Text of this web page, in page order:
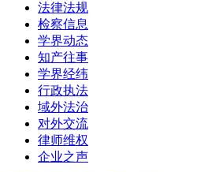
法律法规
检察信息
学界动态
知产往事
学界经纬
行政执法
域外法治
对外交流
律师维权
企业之声